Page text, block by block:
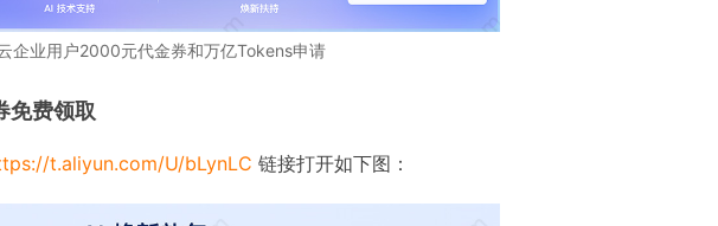
企业用户2000元代金券和万亿Tokens申请
免费领取
t.aliyun.com/U/bLynLC 链接打开如下图：